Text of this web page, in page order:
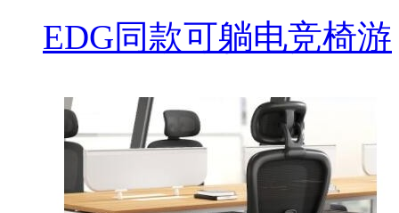
EDG同款可躺电竞椅游